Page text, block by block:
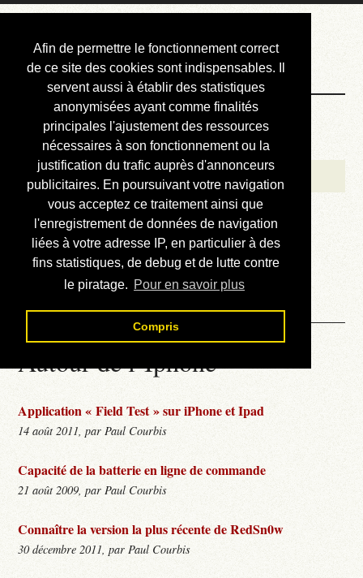
Afin de permettre le fonctionnement correct
de ce site des cookies sont indispensables. Il
servent aussi à établir des statistiques
anonymisées ayant comme finalités
principales l'ajustement des ressources
nécessaires à son fonctionnement ou la
justification du trafic auprès d'annonceurs
publicitaires. En poursuivant votre navigation
vous acceptez ce traitement ainsi que
l'enregistrement de données de navigation
liées à votre adresse IP, en particulier à des
fins statistiques, de debug et de lutte contre
le piratage. Pour en savoir plus
Compris
Courbis, « LE »
Blog Officiel
Bienvenue
Réalisations
Divers (et d’été)
Annonces
Liens externes
Téléchargement
Contact
Autour de l’Iphone
Application « Field Test » sur iPhone et Ipad
14 août 2011, par Paul Courbis
Capacité de la batterie en ligne de commande
21 août 2009, par Paul Courbis
Connaître la version la plus récente de RedSn0w
30 décembre 2011, par Paul Courbis